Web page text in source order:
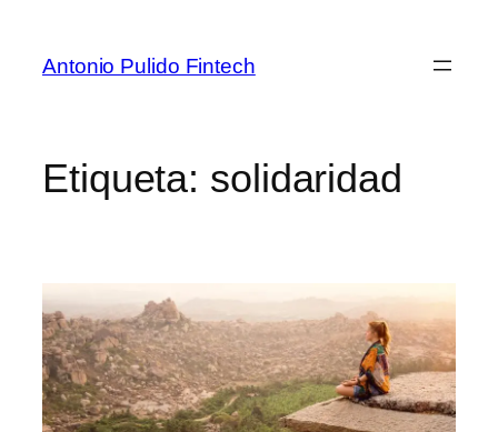
Antonio Pulido Fintech
Etiqueta: solidaridad